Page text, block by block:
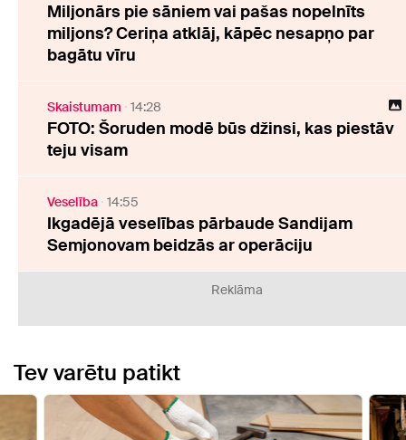
Miljonārs pie sāniem vai pašas nopelnīts
miljons? Ceriņa atklāj, kāpēc nesapņo par
bagātu vīru
Skaistumam 14:28
FOTO: Šoruden modē būs džinsi, kas piestāv
teju visam
Veselība 14:55
Ikgadējā veselības pārbaude Sandijam
Semjonovam beidzās ar operāciju
Reklāma
Tev varētu patikt